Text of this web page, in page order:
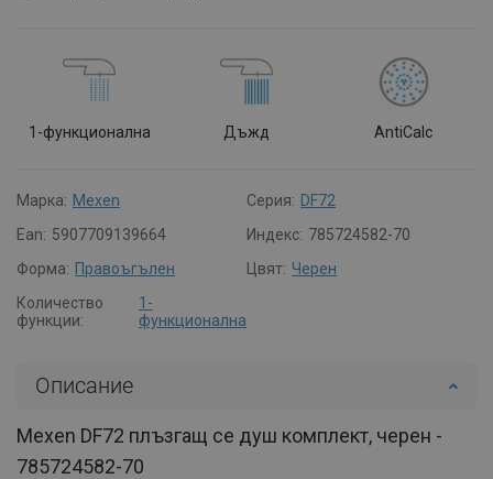
1-функционална Дъжд AntiCalc
Марка: Mexen Серия: DF72
Ean: 5907709139664 Индекс: 785724582-70
Форма: Правоъгълен Цвят: Черен
Количество
функции:
1-
функционална
Описание
Mexen DF72 плъзгащ се душ комплект, черен -
785724582-70